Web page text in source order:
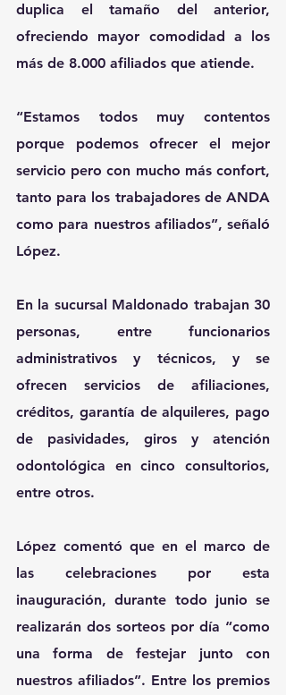
duplica el tamaño del anterior,
ofreciendo mayor comodidad a los
más de 8.000 afiliados que atiende.
“Estamos todos muy contentos
porque podemos ofrecer el mejor
servicio pero con mucho más confort,
tanto para los trabajadores de ANDA
como para nuestros afiliados”, señaló
López.
En la sucursal Maldonado trabajan 30
personas, entre funcionarios
administrativos y técnicos, y se
ofrecen servicios de afiliaciones,
créditos, garantía de alquileres, pago
de pasividades, giros y atención
odontológica en cinco consultorios,
entre otros.
López comentó que en el marco de
las celebraciones por esta
inauguración, durante todo junio se
realizarán dos sorteos por día “como
una forma de festejar junto con
nuestros afiliados”. Entre los premios